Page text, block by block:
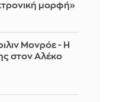
μορφή»
Μονρόε - Η
στον Αλέκο